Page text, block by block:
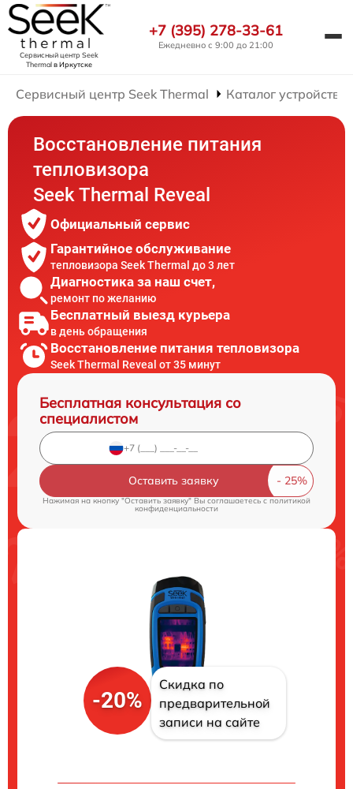
Сервисный центр Seek
Thermalв Иркутске
+7 (395) 278-33-61
Ежедневно с 9:00 до 21:00
Сервисный центр Seek Thermal Каталог устройств
Восстановление питания
тепловизора
Seek Thermal Reveal
Официальный сервис
Гарантийное обслуживание
тепловизора Seek Thermal до 3 лет
Диагностика за наш счет,
ремонт по желанию
Бесплатный выезд курьера
в день обращения
Восстановление питания тепловизора
Seek Thermal Reveal от 35 минут
Бесплатная консультация со
специалистом
Оставить заявку
Нажимая на кнопку "Оставить заявку" Вы соглашаетесь cполитикой
конфиденциальности
-20%
Скидка по
предварительной
записи на сайте